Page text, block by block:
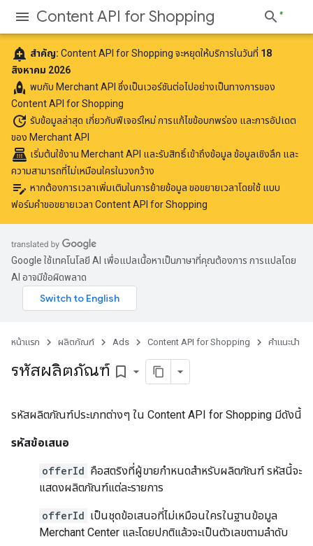
Content API for Shopping
add_alert สำคัญ: Content API for Shopping จะหยุดให้บริการในวันที่ 18
สิงหาคม 2026
rocket พบกับ Merchant API ซึ่งเป็นเวอร์ชันต่อไปอย่างเป็นทางการของ
Content API for Shopping
update รับข้อมูลล่าสุด เกี่ยวกับฟีเจอร์ใหม่ การแก้ไขข้อบกพร่อง และการอัปเดต
ของ Merchant API
point_of_sale เริ่มต้นใช้งาน Merchant API และรับสิทธิ์เข้าถึงข้อมูล ข้อมูลเชิงลึก และ
ความสามารถที่ไม่เหมือนใครในวงกว้าง
edit_note หากต้องการเวลาเพิ่มเติมในการย้ายข้อมูล ขอขยายเวลาโดยใช้ แบบ
ฟอร์มคำขอขยายเวลา Content API for Shopping
Google ใช้เทคโนโลยี AI เพื่อแปลเนื้อหาเป็นภาษาที่คุณต้องการ การแปลโดย
AI อาจมีข้อผิดพลาด
หน้าแรก ผลิตภัณฑ์ Ads Content API for Shopping คำแนะนำ
รหัสผลิตภัณฑ์ bookmark_border
รหัสผลิตภัณฑ์ประเภทต่างๆ ใน Content API for Shopping มีดังนี้
รหัสข้อเสนอ
offerId คือสตริงที่ผู้ขายกําหนดสําหรับผลิตภัณฑ์ รหัสนี้จะ
แสดงผลิตภัณฑ์แต่ละรายการ
offerId เป็นชุดข้อเสนอที่ไม่เหมือนใครในฐานข้อมูล
Merchant Center และโดยปกติแล้วจะเป็นตัวเลขตามลําดับ